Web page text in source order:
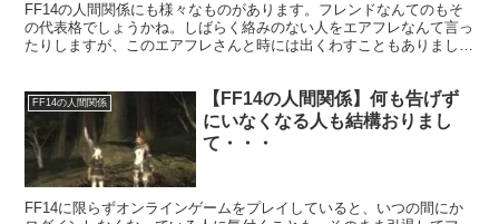
FF14の人間関係にも様々なものがあります。フレンドなんてのもそ
の代表格でしょうかね。しばらく絡みのない人をエアフレなんて言っ
たりしますが、このエアフレさんと時には出くわすこともありまし
FF14の人間関係
【FF14の人間関係】何も告げず
にいなくなる人も結構おりまし
て・・・
FF14に限らずオンラインゲームをプレイしていると、いつの間にか